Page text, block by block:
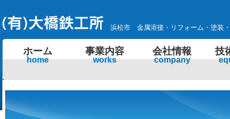
浜松市 金属溶接・リフォーム・塗装
ホーム
home
事業内容
works
会社情報
company
技